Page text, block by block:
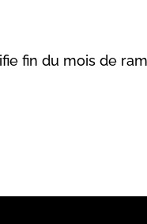
fin du mois de